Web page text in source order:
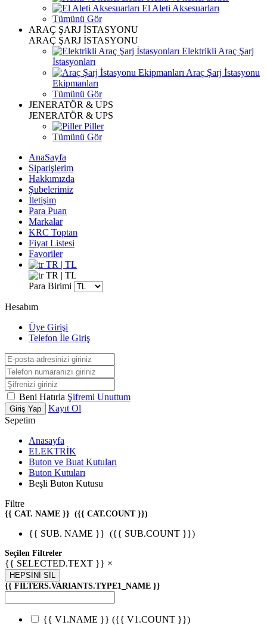
El Aleti Aksesuarları
Tümünü Gör
ARAÇ ŞARJ İSTASYONU
ARAÇ ŞARJ İSTASYONU
Elektrikli Araç Şarj
İstasyonları
Araç Şarj İstasyonu
Ekipmanları
Tümünü Gör
JENERATÖR & UPS
JENERATÖR & UPS
Piller
Tümünü Gör
AnaSayfa
Siparişlerim
Hakkımızda
Şubelerimiz
İletişim
Para Puan
Markalar
KRC Toptan
Fiyat Listesi
Favoriler
TR | TL
TR | TL
Para Birimi
Hesabım
Üye Girişi
Telefon İle Giriş
Beni Hatırla Şifremi Unuttum
Giriş Yap
Kayıt Ol
Sepetim
Anasayfa
ELEKTRİK
Buton ve Buat Kutuları
Buton Kutuları
Beşli Buton Kutusu
Filtre
{{ CAT. NAME }} ({{ CAT.COUNT }})
{{ SUB. NAME }} ({{ SUB.COUNT }})
Seçilen Filtreler
{{ SELECTED.TEXT }} ×
HEPSİNİ SİL
{{ FILTERS.VARIANTS.TYPE1_NAME }}
{{ V1.NAME }} ({{ V1.COUNT }})